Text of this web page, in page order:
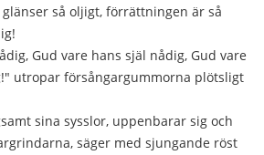
så oljigt, förrättningen är så
Gud vare hans själ nådig, Gud vare
utropar försångargummorna plötsligt
sina sysslor, uppenbarar sig och
säger med sjungande röst